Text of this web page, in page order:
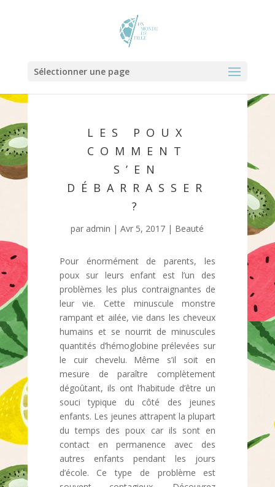
Sélectionner une page
LES POUX
COMMENT
S’EN
DÉBARRASSER
?
par admin |Avr 5, 2017 | Beauté
Pour énormément de parents, les
poux sur leurs enfant est l’un des
problèmes les plus contraignantes de
leur vie. Cette minuscule monstre
rampant et ailée, vie dans les cheveux
humains et se nourrit de minuscules
quantités d’hémoglobine prélevées sur
le cuir chevelu. Même s’il soit en
mesure de paraître complètement
dégoûtant, ils ont l’habitude d’être un
souci typique du côté des jeunes
enfants. Les jeunes attrapent la plupart
du temps des poux car ils sont en
contact en permanence avec des
autres enfants pendant les jours
d’école. Ce type de problème est